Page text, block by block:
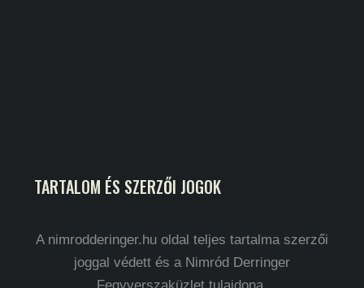
TARTALOM ÉS SZERZŐI JOGOK
A nimrodderinger.hu oldal teljes tartalma szerzői
joggal védett és a Nimród Derringer